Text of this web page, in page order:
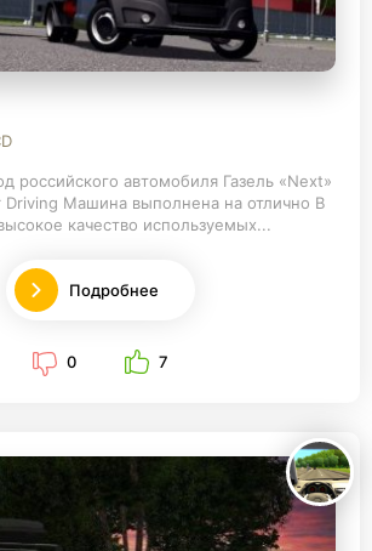
российского автомобиля Газель «Next»
Driving Машина выполнена на отлично В
качество используемых...
Подробнее
0 7